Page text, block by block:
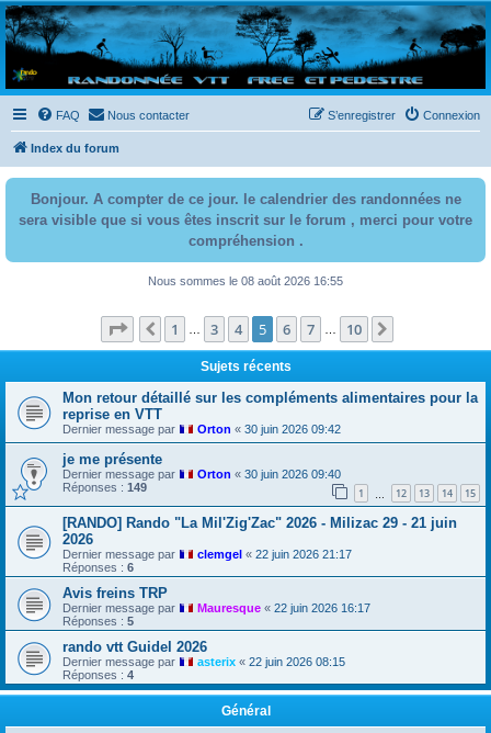
Randovttfree.fr
Bienvenue sur le site des randos vtt et pédestre de Bretagne . Bonne navigation sur le site
et bonnes randos dans l'Ouest !
FAQ Nous contacter Connexion
S’enregistrer
Index du forum
Bonjour. A compter de ce jour. le calendrier des randonnées ne
sera visible que si vous êtes inscrit sur le forum , merci pour votre
compréhension .
Nous sommes le 08 août 2026 16:55
Page sur 10
Précédente
1 3 4 5 6 7 10
Sujets récents
Mon retour détaillé sur les compléments alimentaires pour la
reprise en VTT
Dernier message par Orton « 30 juin 2026 09:42
je me présente
Dernier message par Orton « 30 juin 2026 09:40
Réponses : 149 1 12 13 14 15
[RANDO] Rando "La Mil'Zig'Zac" 2026 - Milizac 29 - 21 juin
2026
Dernier message par clemgel « 22 juin 2026 21:17
Réponses : 6
Avis freins TRP
Dernier message par Mauresque « 22 juin 2026 16:17
Réponses : 5
rando vtt Guidel 2026
Dernier message par asterix « 22 juin 2026 08:15
Réponses : 4
Général